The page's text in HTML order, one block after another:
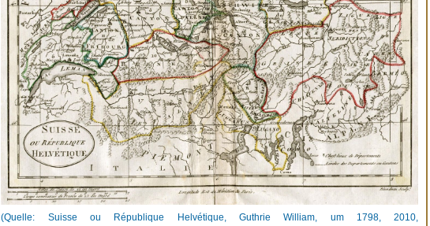
(Quelle: Suisse ou République Helvétique, Guthrie William, um 1798, 2010,